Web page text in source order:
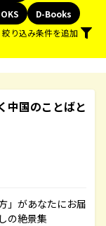
D-Books
絞り込み条件を追加
中国のことばと
」があなたにお届
の絶景集